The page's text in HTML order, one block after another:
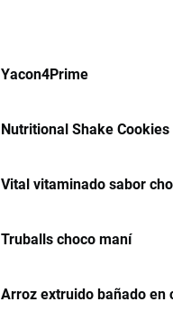
Yacon4Prime
Nutritional Shake
Vital vitaminado sabor
Truballs choco maní
Arroz extruido bañado en